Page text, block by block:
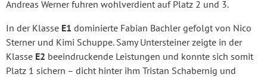
Andreas Werner fuhren wohlverdient auf Platz 2 und 3.
In der Klasse E1 dominierte Fabian Bachler gefolgt von Nico
Sterner und Kimi Schuppe. Samy Untersteiner zeigte in der
Klasse E2 beeindruckende Leistungen und konnte sich somit
Platz 1 sichern – dicht hinter ihm Tristan Schabernig und